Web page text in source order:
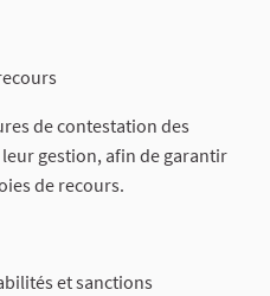
de contestation des
gestion, afin de garantir
de recours.
et sanctions